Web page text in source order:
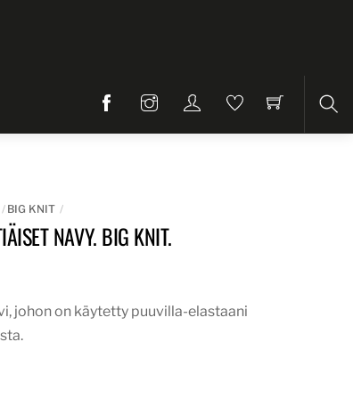
BIG KNIT
NAVY. BIG KNIT.
johon on käytetty puuvilla-elastaani